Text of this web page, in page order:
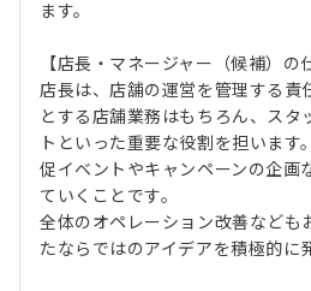
ます。
【店長・マネージャー（候補）の
店長は、店舗の運営を管理する責
とする店舗業務はもちろん、スタ
トといった重要な役割を担いま
促イベントやキャンペーンの企画
ていくことです。
全体のオペレーション改善なども
たならではのアイデアを積極的に